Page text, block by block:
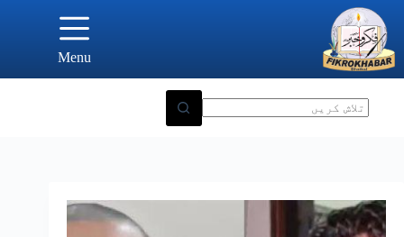
content
Menu